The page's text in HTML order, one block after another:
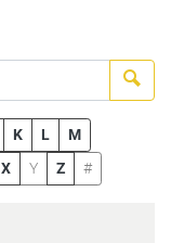
K L
M
X Y Z #